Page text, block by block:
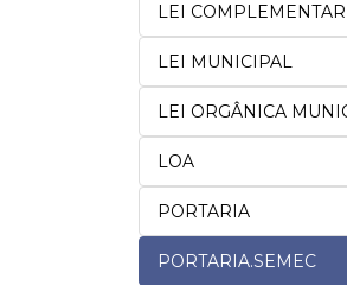
LEI COMPLEMENTAR
LEI MUNICIPAL
LEI ORGÂNICA
LOA
PORTARIA
PORTARIA.SEMEC